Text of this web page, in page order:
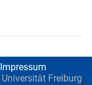
Impressum
Universität Freiburg